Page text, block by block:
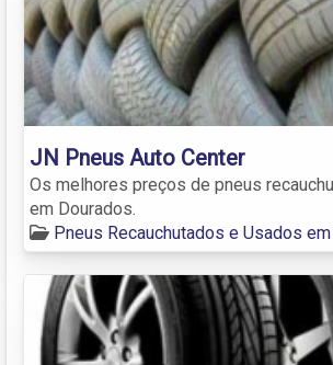
JN Pneus Auto Center
Os melhores preços de pneus
em Dourados.
Pneus Recauchutados e Usados